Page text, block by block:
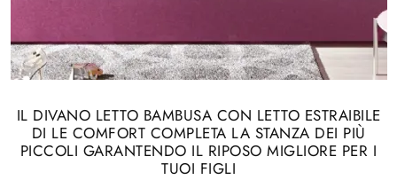
IL DIVANO LETTO BAMBUSA CON LETTO ESTRAIBILE
DI LE COMFORT COMPLETA LA STANZA DEI PIÙ
PICCOLI GARANTENDO IL RIPOSO MIGLIORE PER I
TUOI FIGLI